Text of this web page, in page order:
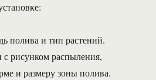
полива и тип растений.
рисунком распыления,
и размеру зоны полива.